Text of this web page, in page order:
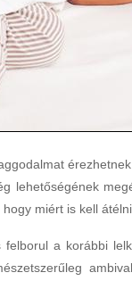
lehetőségének
miért is kell
a korábbi